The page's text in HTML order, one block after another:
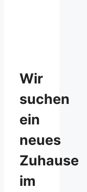
Wir
suchen
ein
neues
Zuhause
im